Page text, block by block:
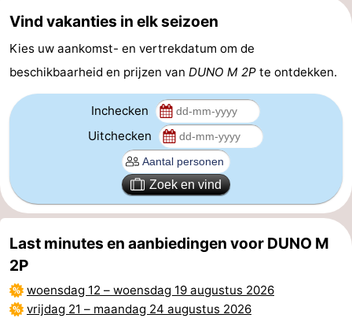
Medische
Zeeland
Renesse
-
Brouwershaven
-
Bruinisse
-
Zierikzee
-
Vind vakanties in elk seizoen
Kies uw aankomst- en vertrekdatum om de
beschikbaarheid en prijzen van DUNO M 2P te ontdekken.
Inchecken
Uitchecken
Zoek en vind
Last minutes en aanbiedingen voor DUNO M
2P
woensdag 12 – woensdag 19 augustus 2026
vrijdag 21 – maandag 24 augustus 2026